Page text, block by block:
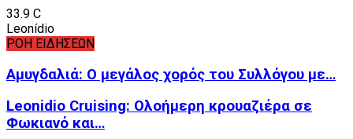
33.9 C
Leonídio
ΡΟΗ ΕΙΔΗΣΕΩΝ
Αμυγδαλιά: Ο μεγάλος χορός του Συλλόγου με…
Leonidio Cruising: Ολοήμερη κρουαζιέρα σε
Φωκιανό και…